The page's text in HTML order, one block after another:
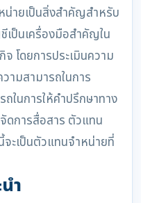
น่ายเป็นสิ่งสำคัญสำหรับ
ป็นเครื่องมือสำคัญใน
โดยการประเมินความ
ามสามารถในการ
ในการให้คำปรึกษาทาง
ดการสื่อสาร ตัวแทน
ะเป็นตัวแทนจำหน่ายที่
ำ